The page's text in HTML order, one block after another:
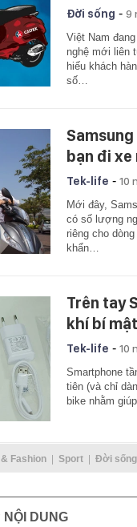
Đời sống - 9
Việt Nam
nghệ mới liên
hiếu khách
số…
bạn đi xe
Tek-life - 10
Mới đây,
có số lượng
riêng cho
khẩn…
Trên tay
khí bí
Tek-life - 10
Smartphone
tiên (và chỉ
bike nhằm
Fashion Sport Đời sống
NỘI DUNG